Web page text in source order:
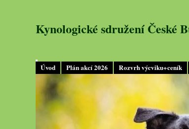
Úvod Plán akcí 2026 Rozvrh výcviku+ceník
Kynologické sdružení České